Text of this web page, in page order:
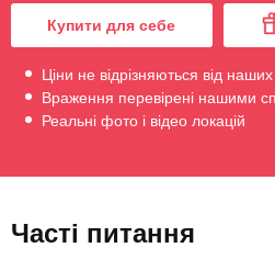
Купити для себе
Ціни не відрізняються від
Враження перевірені нашими
Реальні фото і відео локацій
Часті питання